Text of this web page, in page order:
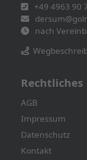
+49 4963 90
nach
Rechtliches
AGB
Impressum
Datenschutz
Kontakt